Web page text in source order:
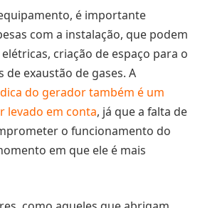
é importante
com a instalação, que podem
criação de espaço para o
de exaustão de gases. A
do gerador também é um
levado em conta, já que a falta de
o funcionamento do
em que ele é mais